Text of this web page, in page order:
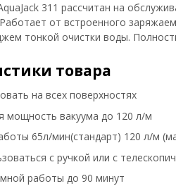
311 рассчитан на
от встроенного
тонкой очистки воды.
товара
на всех поверхностях
мощность вакуума до 120 л/м
65л/мин(стандарт) 120 л/м
с ручкой или с
работы до 90 минут